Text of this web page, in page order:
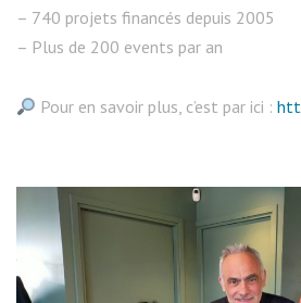
– 740 projets financés depuis 2005
– Plus de 200 events par an
Pour en savoir plus, c’est par ici :